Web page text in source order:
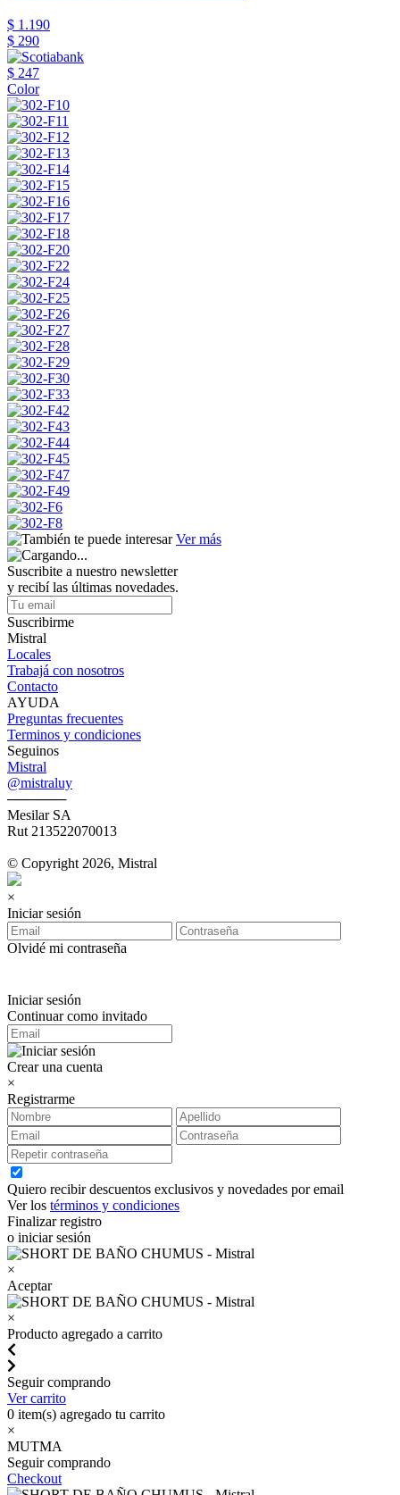
$ 1.190
$ 290
$ 247
Color
Ver más
Suscribite a nuestro newsletter
y recibí las últimas novedades.
Suscribirme
Mistral
Locales
Trabajá con nosotros
Contacto
AYUDA
Preguntas frecuentes
Terminos y condiciones
Seguinos
Mistral
@mistraluy
──────
Mesilar SA
Rut 213522070013
© Copyright 2026, Mistral
×
Iniciar sesión
Olvidé mi contraseña
Iniciar sesión
Continuar como invitado
Crear una cuenta
×
Registrarme
Quiero recibir descuentos exclusivos y novedades por email
Ver los términos y condiciones
Finalizar registro
o iniciar sesión
×
Aceptar
×
Producto agregado a carrito
Seguir comprando
Ver carrito
0 item(s) agregado tu carrito
×
MUTMA
Seguir comprando
Checkout